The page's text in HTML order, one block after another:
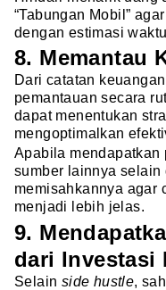
“Tabungan Mobil”
dengan estimasi
8. Memantau
Dari catatan
pemantauan secara
dapat menentukan
mengoptimalkan
Apabila mendapatkan
sumber lainnya
memisahkannya agar
menjadi lebih jelas.
9.
dari Investasi
Selain side hustle,